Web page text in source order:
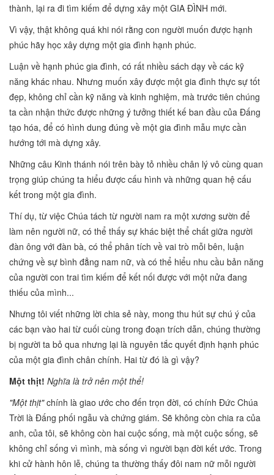
thành, lại ra đi tìm kiếm để dựng xây một GIA ĐÌNH mới.
Vì vậy, thật không quá khi nói rằng con người muốn được hạnh
phúc hãy học xây dựng một gia đình hạnh phúc.
Luận về hạnh phúc gia đình, có rất nhiều sách dạy về các kỹ
năng khác nhau. Nhưng muốn xây được một gia đình thực sự tốt
đẹp, không chỉ cần kỹ năng và kinh nghiệm, mà trước tiên chúng
ta cần nhận thức được những ý tưởng thiết kế ban đầu của Đấng
tạo hóa, để có hình dung đúng về một gia đình mẫu mực cần
hướng tới mà dựng xây.
Những câu Kinh thánh nói trên bày tỏ nhiều chân lý vô cùng quan
trọng giúp chúng ta hiểu được cấu hình và những quan hệ cấu
kết trong một gia đình.
Thí dụ, từ việc Chúa tách từ người nam ra một xương sườn để
làm nên người nữ, có thể thấy sự khác biệt thể chất giữa người
đàn ông với đàn bà, có thể phân tích về vai trò mỗi bên, luận
chứng về sự bình đẳng nam nữ, và có thể hiểu nhu cầu bản năng
của người con trai tìm kiếm để kết nối được với một nửa đang
thiếu của mình...
Nhưng tôi viết những lời chia sẻ này, mong thu hút sự chú ý của
các bạn vào hai từ cuối cùng trong đoạn trích dẫn, chúng thường
bị người ta bỏ qua nhưng lại là nguyên tắc quyết định hạnh phúc
của một gia đình chân chính. Hai từ đó là gì vậy?
Một thịt! Nghĩa là trở nên một thể!
"Một thịt"chính là giao ước cho đến trọn đời, có chính Đức Chúa
Trời là Đấng phối ngẫu và chứng giám. Sẽ không còn chia ra của
anh, của tôi, sẽ không còn hai cuộc sống, mà một cuộc sống, sẽ
không chỉ sống vì mình, mà sống vì người bạn đời kết ước. Trong
khi cử hành hôn lễ, chúng ta thường thấy đôi nam nữ mỗi người